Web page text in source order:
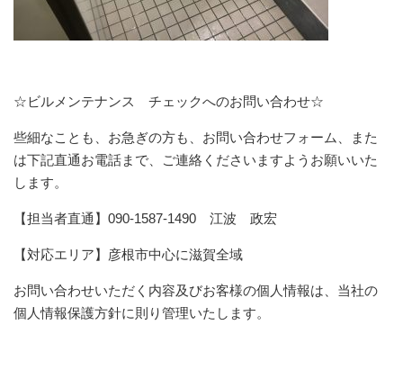
☆ビルメンテナンス チェックへのお問い合わせ☆
些細なことも、お急ぎの方も、お問い合わせフォーム、また
は下記直通お電話まで、ご連絡くださいますようお願いいた
します。
【担当者直通】090-1587-1490 江波 政宏
【対応エリア】彦根市中心に滋賀全域
お問い合わせいただく内容及びお客様の個人情報は、当社の
個人情報保護方針に則り管理いたします。